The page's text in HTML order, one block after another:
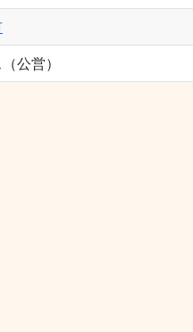
公営）